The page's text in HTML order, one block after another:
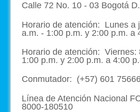
Calle 72 No. 10 - 03 Bogotá
Horario de atención: Lunes a
a.m. - 1:00 p.m. y 2:00 p.m. a
Horario de atención: Viernes:
1:00 p.m. y 2:00 p.m. a 4:00
Conmutador: (+57) 601
Línea de Atención Nacional
8000-180510